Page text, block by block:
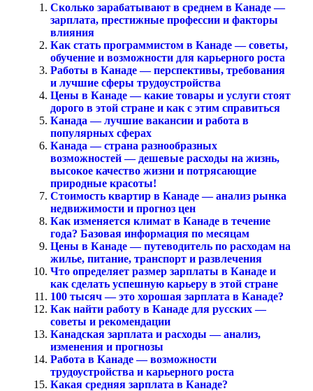
Сколько зарабатывают в среднем в Канаде —
зарплата, престижные профессии и факторы
влияния
Как стать программистом в Канаде — советы,
обучение и возможности для карьерного роста
Работы в Канаде — перспективы, требования
и лучшие сферы трудоустройства
Цены в Канаде — какие товары и услуги стоят
дорого в этой стране и как с этим справиться
Канада — лучшие вакансии и работа в
популярных сферах
Канада — страна разнообразных
возможностей — дешевые расходы на жизнь,
высокое качество жизни и потрясающие
природные красоты!
Стоимость квартир в Канаде — анализ рынка
недвижимости и прогноз цен
Как изменяется климат в Канаде в течение
года? Базовая информация по месяцам
Цены в Канаде — путеводитель по расходам на
жилье, питание, транспорт и развлечения
Что определяет размер зарплаты в Канаде и
как сделать успешную карьеру в этой стране
100 тысяч — это хорошая зарплата в Канаде?
Как найти работу в Канаде для русских —
советы и рекомендации
Канадская зарплата и расходы — анализ,
изменения и прогнозы
Работа в Канаде — возможности
трудоустройства и карьерного роста
Какая средняя зарплата в Канаде?